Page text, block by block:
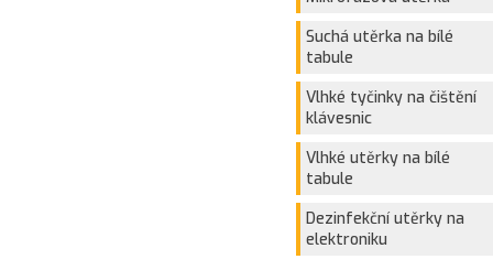
Suchá utěrka na bílé
tabule
Vlhké tyčinky na čištění
klávesnic
Vlhké utěrky na bílé
tabule
Dezinfekční utěrky na
elektroniku